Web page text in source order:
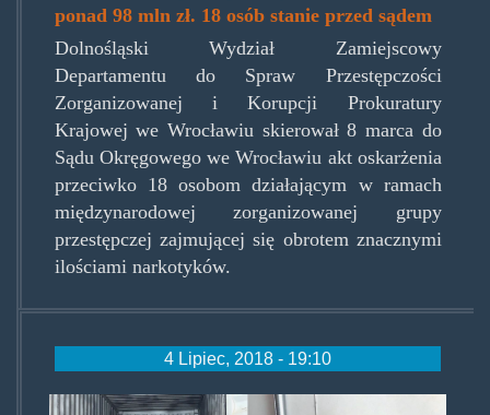
ponad 98 mln zł. 18 osób stanie przed sądem
Dolnośląski Wydział Zamiejscowy
Departamentu do Spraw Przestępczości
Zorganizowanej i Korupcji Prokuratury
Krajowej we Wrocławiu skierował 8 marca do
Sądu Okręgowego we Wrocławiu akt oskarżenia
przeciwko 18 osobom działającym w ramach
międzynarodowej zorganizowanej grupy
przestępczej zajmującej się obrotem znacznymi
ilościami narkotyków.
4 Lipiec, 2018 - 19:10